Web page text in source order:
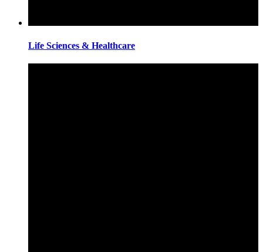
Life Sciences & Healthcare